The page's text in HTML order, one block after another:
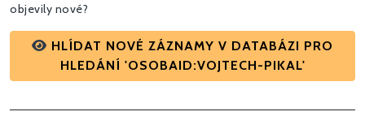
objevily nové?
HLÍDAT NOVÉ ZÁZNAMY V DATABÁZI PRO
HLEDÁNÍ 'OSOBAID:VOJTECH-PIKAL'